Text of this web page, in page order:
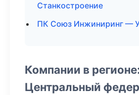
Станкостроение
ПК Союз Инжиниринг —
Компании в
Центральный